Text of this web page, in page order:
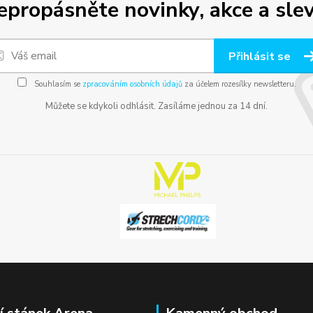
novinky, akce a
Přihlásit se
Souhlasím se zpracováním osobních údajůza účelem rozesílky newsletteru.
Můžete se kdykoli odhlásit. Zasíláme jednou za 14 dní.